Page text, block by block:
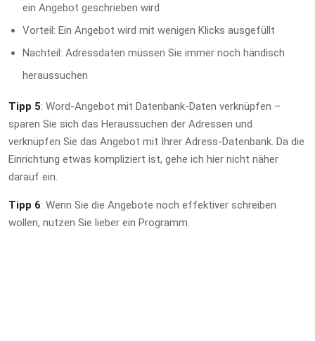
ein Angebot geschrieben wird
Vorteil: Ein Angebot wird mit wenigen Klicks ausgefüllt
Nachteil: Adressdaten müssen Sie immer noch händisch
heraussuchen
Tipp 5: Word-Angebot mit Datenbank-Daten verknüpfen –
sparen Sie sich das Heraussuchen der Adressen und
verknüpfen Sie das Angebot mit Ihrer Adress-Datenbank. Da die
Einrichtung etwas kompliziert ist, gehe ich hier nicht näher
darauf ein.
Tipp 6: Wenn Sie die Angebote noch effektiver schreiben
wollen, nutzen Sie lieber ein Programm.